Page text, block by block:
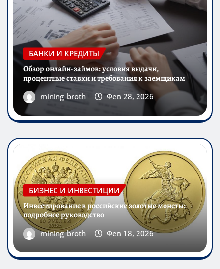
БАНКИ И КРЕДИТЫ
Обзор онлайн-займов: условия выдачи,
процентные ставки и требования к заемщикам
БИЗНЕС И ИНВЕСТИЦИИ
Инвестирование в российские золотые монеты:
подробное руководство